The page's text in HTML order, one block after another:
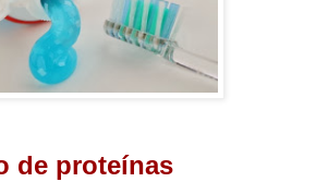
de proteínas